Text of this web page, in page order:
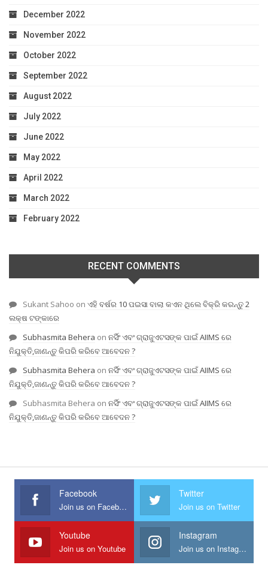
December 2022
November 2022
October 2022
September 2022
August 2022
July 2022
June 2022
May 2022
April 2022
March 2022
February 2022
RECENT COMMENTS
Sukant Sahoo on ଏହି ବର୍ଷର 10 ପଇସା ବାଲା କଏନ ଥିଲେ ବିକ୍ରି କରନ୍ତୁ 2
ଲକ୍ଷ ଟଙ୍କାରେ
Subhasmita Behera on ନର୍ସିଂ ଏବଂ ଗ୍ରାଜୁଏଟସଙ୍କ ପାଇଁ AIIMS ରେ
ନିଯୁକ୍ତି,ଜାଣନ୍ତୁ କିପରି କରିବେ ଆବେଦନ ?
Subhasmita Behera on ନର୍ସିଂ ଏବଂ ଗ୍ରାଜୁଏଟସଙ୍କ ପାଇଁ AIIMS ରେ
ନିଯୁକ୍ତି,ଜାଣନ୍ତୁ କିପରି କରିବେ ଆବେଦନ ?
Subhasmita Behera on ନର୍ସିଂ ଏବଂ ଗ୍ରାଜୁଏଟସଙ୍କ ପାଇଁ AIIMS ରେ
ନିଯୁକ୍ତି,ଜାଣନ୍ତୁ କିପରି କରିବେ ଆବେଦନ ?
Facebook
Join us on Facebook
Twitter
Join us on Twitter
Youtube
Join us on Youtube
Instagram
Join us on Instagram